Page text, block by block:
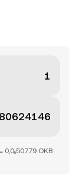
0,0₅50779 OKB